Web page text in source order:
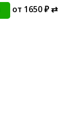
от 1650 ₽ ⇄